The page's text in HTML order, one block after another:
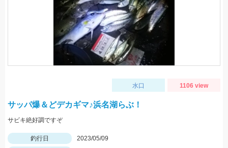
水口 1106 view
サッパ爆＆どデカギマ♪浜名湖らぶ！
サビキ絶好調ですぞ
釣行日
2023/05/09